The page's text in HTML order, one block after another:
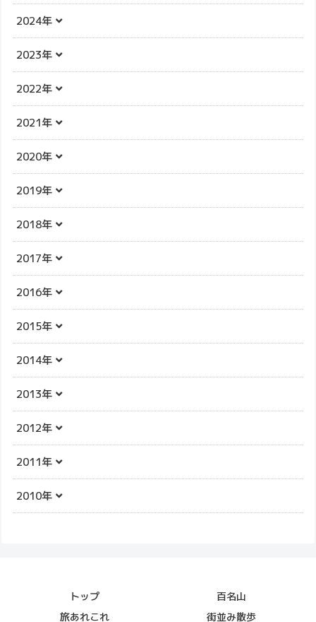
2024年
2023年
2022年
2021年
2020年
2019年
2018年
2017年
2016年
2015年
2014年
2013年
2012年
2011年
2010年
トップ
百名山
旅あれこれ
街並み散歩